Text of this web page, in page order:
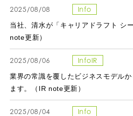
2025/08/08 Info
当社、清水が「キャリアドラフト シ
note更新）
2025/08/06 InfoIR
業界の常識を覆したビジネスモデル
ます。（IR note更新）
2025/08/04 Info